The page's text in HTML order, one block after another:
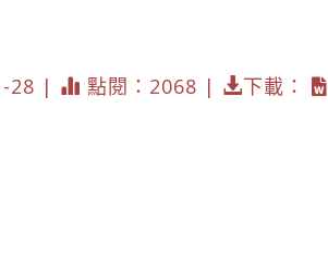
28 | 點閱：2068 | 下載：